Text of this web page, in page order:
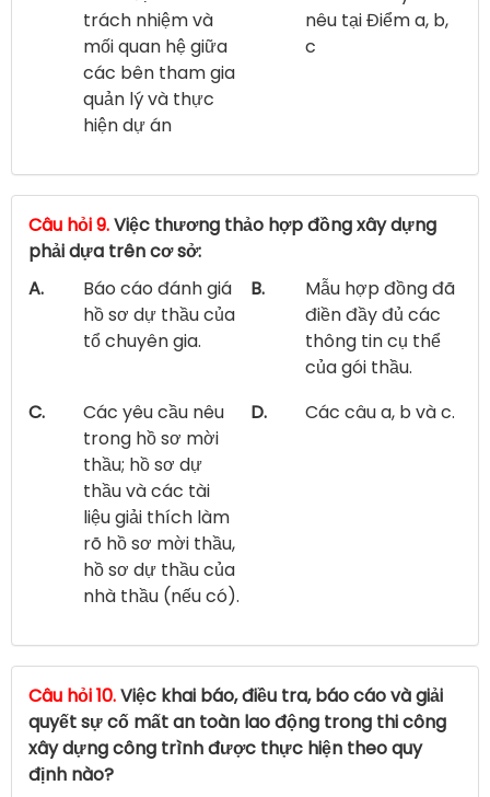
trách nhiệm và
mối quan hệ giữa
các bên tham gia
quản lý và thực
hiện dự án
nêu tại Điểm a, b,
c
Câu hỏi 9.Việc thương thảo hợp đồng xây dựng
phải dựa trên cơ sở:
A.
Báo cáo đánh giá
hồ sơ dự thầu của
tổ chuyên gia.
B.
Mẫu hợp đồng đã
điền đầy đủ các
thông tin cụ thể
của gói thầu.
C.
Các yêu cầu nêu
trong hồ sơ mời
thầu; hồ sơ dự
thầu và các tài
liệu giải thích làm
rõ hồ sơ mời thầu,
hồ sơ dự thầu của
nhà thầu (nếu có).
D. Các câu a, b và c.
Câu hỏi 10.Việc khai báo, điều tra, báo cáo và giải
quyết sự cố mất an toàn lao động trong thi công
xây dựng công trình được thực hiện theo quy
định nào?